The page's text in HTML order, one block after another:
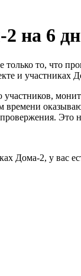
на 6
только то, что
и участниках
участников,
времени
Дома-2, у вас